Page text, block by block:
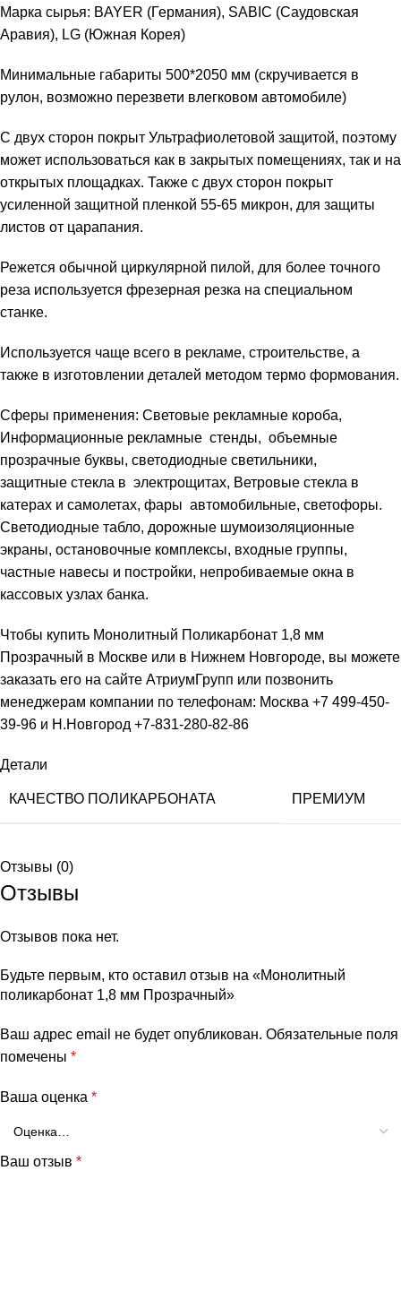
Марка сырья: BAYER (Германия), SABIC (Саудовская
Аравия), LG (Южная Корея)
Минимальные габариты 500*2050 мм (скручивается в
рулон, возможно перезвети влегковом автомобиле)
С двух сторон покрыт Ультрафиолетовой защитой, поэтому
может использоваться как в закрытых помещениях, так и на
открытых площадках. Также с двух сторон покрыт
усиленной защитной пленкой 55-65 микрон, для защиты
листов от царапания.
Режется обычной циркулярной пилой, для более точного
реза используется фрезерная резка на специальном
станке.
Используется чаще всего в рекламе, строительстве, а
также в изготовлении деталей методом термо формования.
Сферы применения: Световые рекламные короба,
Информационные рекламные стенды, объемные
прозрачные буквы, светодиодные светильники,
защитные стекла в электрощитах, Ветровые стекла в
катерах и самолетах, фары автомобильные, светофоры.
Светодиодные табло, дорожные шумоизоляционные
экраны, остановочные комплексы, входные группы,
частные навесы и постройки, непробиваемые окна в
кассовых узлах банка.
Чтобы купить Монолитный Поликарбонат 1,8 мм
Прозрачный в Москве или в Нижнем Новгороде, вы можете
заказать его на сайте АтриумГрупп или позвонить
менеджерам компании по телефонам: Москва +7 499-450-
39-96 и Н.Новгород +7-831-280-82-86
Детали
КАЧЕСТВО ПОЛИКАРБОНАТА ПРЕМИУМ
Отзывы (0)
Отзывы
Отзывов пока нет.
Будьте первым, кто оставил отзыв на «Монолитный
поликарбонат 1,8 мм Прозрачный»
Ваш адрес email не будет опубликован. Обязательные поля
помечены *
Ваша оценка *
Ваш отзыв *